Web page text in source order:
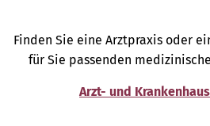
Finden Sie eine Arztpraxis oder
für Sie passenden
Arzt- und